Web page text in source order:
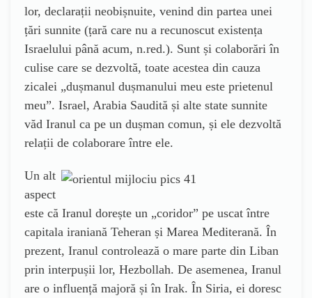
lor, declarații neobișnuite, venind din partea unei
țări sunnite (țară care nu a recunoscut existența
Israelului până acum, n.red.). Sunt și colaborări în
culise care se dezvoltă, toate acestea din cauza
zicalei „dușmanul dușmanului meu este prietenul
meu”. Israel, Arabia Saudită și alte state sunnite
văd Iranul ca pe un dușman comun, și ele dezvoltă
relații de colaborare între ele.
Un alt
aspect
este că Iranul dorește un „coridor” pe uscat între
capitala iraniană Teheran și Marea Mediterană. În
prezent, Iranul controlează o mare parte din Liban
prin interpușii lor, Hezbollah. De asemenea, Iranul
are o influență majoră și în Irak. În Siria, ei doresc